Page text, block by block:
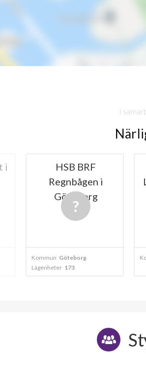
I
BRF
Långströmsparken
Kommun Göteborg